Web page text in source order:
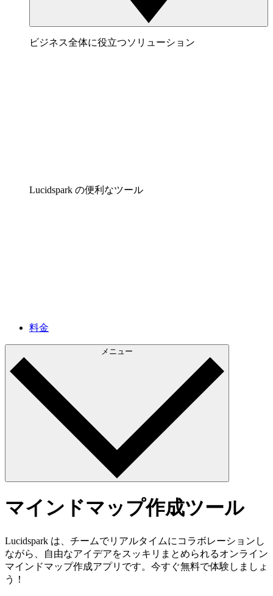
ビジネス全体に役立つソリューション
Lucidspark の便利なツール
料金
メニュー
マインドマップ作成ツール
Lucidspark は、チームでリアルタイムにコラボレーションし
ながら、自由なアイデアをスッキリまとめられるオンライン
マインドマップ作成アプリです。今すぐ無料で体験しましょ
う！